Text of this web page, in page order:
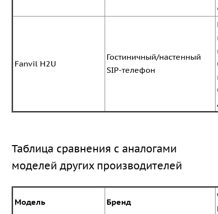
Fanvil H2U
Гостиничный/настенный
SIP-телефон
Таблица сравнения с аналогами
моделей других производителей
Модель Бренд